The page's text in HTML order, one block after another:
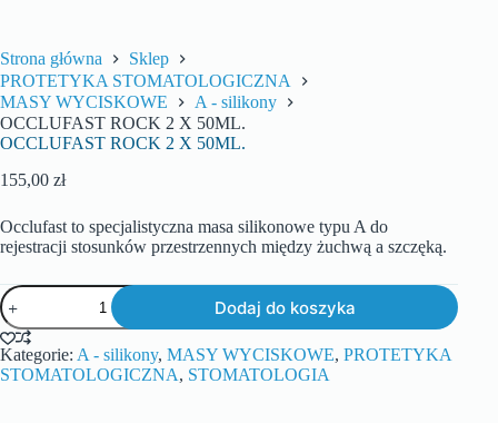
Strona główna
Sklep
PROTETYKA STOMATOLOGICZNA
MASY WYCISKOWE
A - silikony
OCCLUFAST ROCK 2 X 50ML.
OCCLUFAST ROCK 2 X 50ML.
155,00 zł
Occlufast to specjalistyczna masa silikonowe typu A do
rejestracji stosunków przestrzennych między żuchwą a szczęką.
Dodaj do koszyka
Kategorie: A - silikony, MASY WYCISKOWE, PROTETYKA
STOMATOLOGICZNA, STOMATOLOGIA